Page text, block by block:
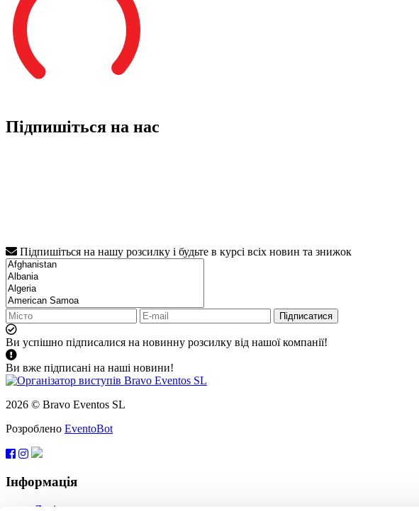
Підпишіться на нас
Підпишіться на нашу розсилку і будьте в курсі всіх новин та знижок
Підписатися
Ви успішно підписалися на новинну розсилку від нашої компанії!
Ви вже підписані на наші новини!
2026 © Bravo Eventos SL
Розроблено EventoBot
Інформація